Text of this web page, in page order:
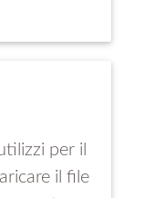
per il
il file